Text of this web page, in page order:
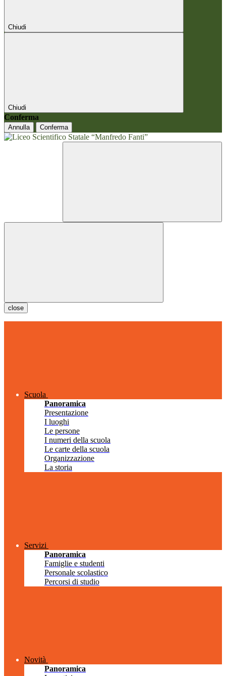
Chiudi
Chiudi
Conferma
Annulla Conferma
close
Scuola
Panoramica
Presentazione
I luoghi
Le persone
I numeri della scuola
Le carte della scuola
Organizzazione
La storia
Servizi
Panoramica
Famiglie e studenti
Personale scolastico
Percorsi di studio
Novità
Panoramica